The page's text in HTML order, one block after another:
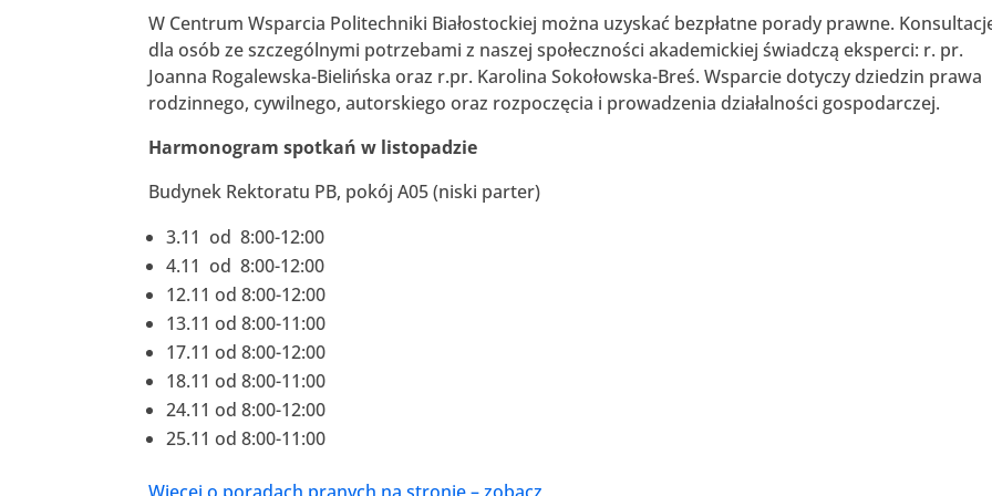
W Centrum Wsparcia Politechniki Białostockiej można uzyskać bezpłatne porady prawne.
dla osób ze szczególnymi potrzebami z naszej społeczności akademickiej świadczą eksperci: r. pr.
Joanna Rogalewska-Bielińska oraz r.pr. Karolina Sokołowska-Breś. Wsparcie dotyczy dziedzin prawa
rodzinnego, cywilnego, autorskiego oraz rozpoczęcia i prowadzenia działalności gospodarczej.
Harmonogram spotkań w listopadzie
Budynek Rektoratu PB, pokój A05 (niski parter)
3.11 od 8:00-12:00
4.11 od 8:00-12:00
12.11 od 8:00-12:00
13.11 od 8:00-11:00
17.11 od 8:00-12:00
18.11 od 8:00-11:00
24.11 od 8:00-12:00
25.11 od 8:00-11:00